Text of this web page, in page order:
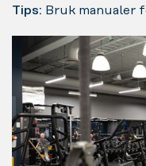
Tips: Bruk manualer